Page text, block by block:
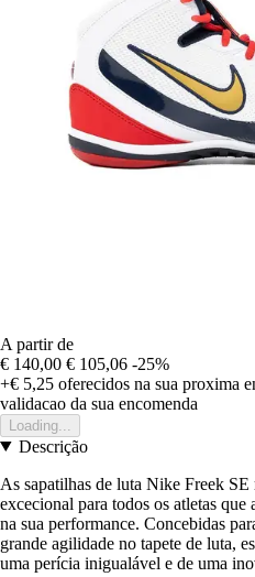
A partir de
€ 140,00 € 105,06 -25%
+€ 5,25 oferecidos na sua proxima
validacao da sua encomenda
Loading...
Descrição
As sapatilhas de luta Nike Freek SE
excecional para todos os atletas
na sua performance. Concebidas
grande agilidade no tapete de luta,
uma perícia inigualável e de uma